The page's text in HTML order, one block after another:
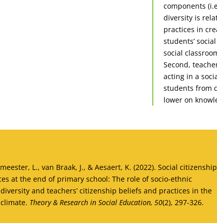
components
diversity is
practices in
students’
social
Second,
acting in a
students from
lower on
L., van Braak, J., & Aesaert, K. (2022). Social citizenship
at the end of primary school: The role of socio-ethnic
and teachers’ citizenship beliefs and practices in the
Theory & Research in Social Education, 50(2), 297-326.